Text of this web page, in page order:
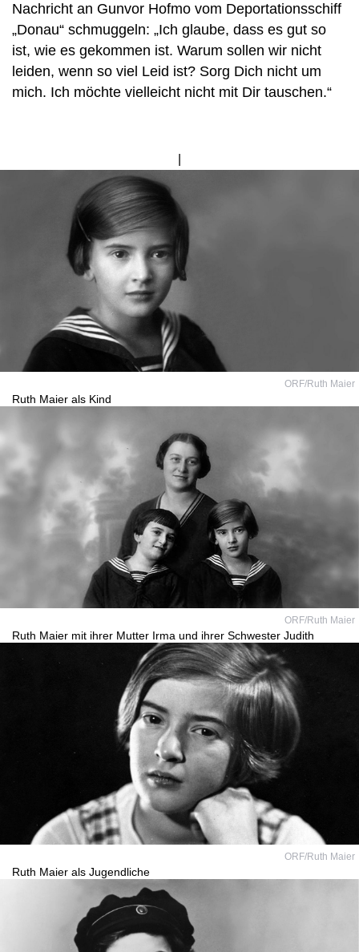
Nachricht an Gunvor Hofmo vom Deportationsschiff
„Donau“ schmuggeln: „Ich glaube, dass es gut so
ist, wie es gekommen ist. Warum sollen wir nicht
leiden, wenn so viel Leid ist? Sorg Dich nicht um
mich. Ich möchte vielleicht nicht mit Dir tauschen.“
Bild
ORF/Ruth Maier
Ruth Maier als Kind
ORF/Ruth Maier
Ruth Maier mit ihrer Mutter Irma und ihrer Schwester Judith
ORF/Ruth Maier
Ruth Maier als Jugendliche